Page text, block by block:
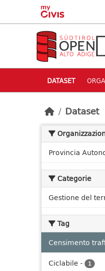
Skip to main content
DATASET
Dataset
Provincia
Categorie
Gestione del
Tag
Censimento
Ciclabile - 1